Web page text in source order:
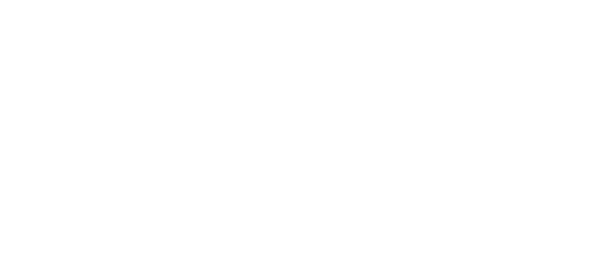
uma sensação de conforto e bem-estar.